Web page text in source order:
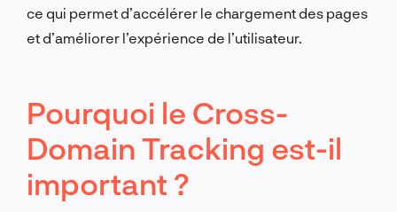
ce qui permet d’accélérer le chargement des pages
et d’améliorer l’expérience de l’utilisateur.
Pourquoi le Cross-
Domain Tracking est-il
important ?